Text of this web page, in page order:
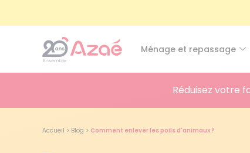
Ménage et repassage
Réduisez votre
Accueil > Blog > Comment enlever les poils d'animaux ?